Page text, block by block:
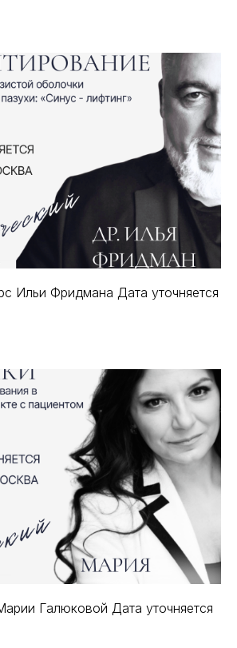
Ильи Фридмана Дата уточняется
Галюковой Дата уточняется
персональных данных
на оказание услуг